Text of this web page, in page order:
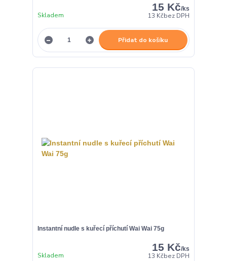
15 Kč/ks
13 Kčbez DPH
Skladem
Přidat do košíku
Instantní nudle s kuřecí příchutí Wai Wai 75g
15 Kč/ks
13 Kčbez DPH
Skladem